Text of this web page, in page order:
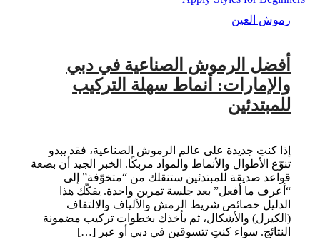
رموش العين
أفضل الرموش الصناعية في دبي
والإمارات: أنماط سهلة التركيب
للمبتدئين
إذا كنتِ جديدة على عالم الرموش الصناعية، فقد يبدو
تنوّع الأطوال والأنماط والمواد مربكًا. الخبر الجيد أن بضعة
قواعد صديقة للمبتدئين ستنقلك من “متخوّفة” إلى
“أعرف ما أفعل” بعد جلسة تمرين واحدة. يفكّك هذا
الدليل خصائص شريط الرمش والألياف والالتفاف
(الكيرل) والأشكال، ثم يأخذك بخطوات تركيب مضمونة
النتائج. سواء كنتِ تتسوقين في دبي أو عبر […]